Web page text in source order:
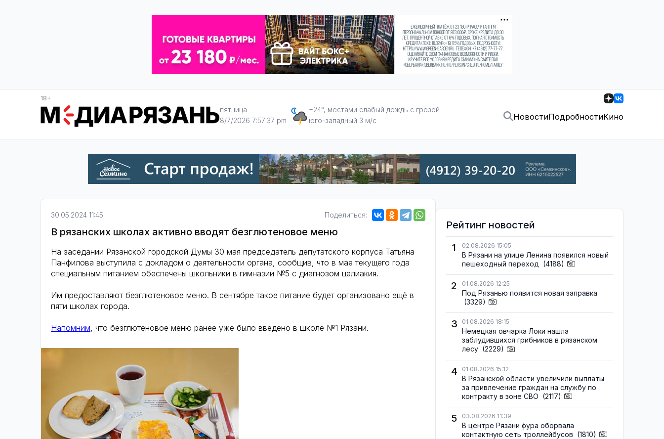
18+
пятница
8/7/2026 7:57:38 pm
+24°, местами слабый дождь с грозой
юго-западный 3 м/с
НовостиПодробностиКино
30.05.2024 11:45 Поделиться:
В рязанских школах активно вводят безглютеновое меню
На заседании Рязанской городской Думы 30 мая председатель депутатского корпуса Татьяна
Панфилова выступила с докладом о деятельности органа, сообщив, что в мае текущего года
специальным питанием обеспечены школьники в гимназии №5 с диагнозом целиакия.
Им предоставляют безглютеновое меню. В сентябре такое питание будет организовано ещё в
пяти школах города.
Напомним, что безглютеновое меню ранее уже было введено в школе №1 Рязани.
Рейтинг новостей
1
02.08.2026 15:05
В Рязани на улице Ленина появился новый
пешеходный переход (4188)
2 01.08.2026 12:25
Под Рязанью появится новая заправка
(3329)
3 01.08.2026 18:15
Немецкая овчарка Локи нашла
заблудившихся грибников в рязанском
лесу (2229)
4 01.08.2026 15:12
В Рязанской области увеличили выплаты
за привлечение граждан на службу по
контракту в зоне СВО (2117)
5 03.08.2026 11:39
В центре Рязани фура оборвала
контактную сеть троллейбусов (1810)